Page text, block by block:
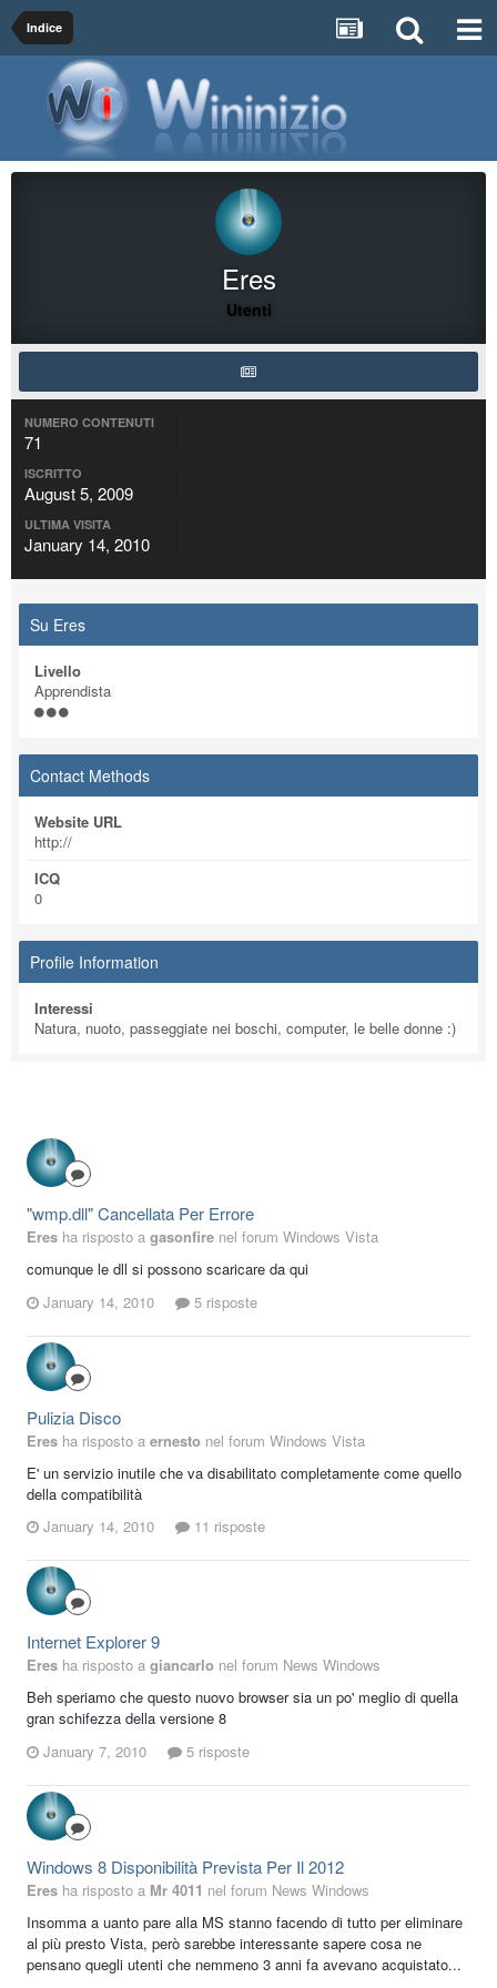
Indice
Eres
Utenti
NUMERO CONTENUTI
71
ISCRITTO
August 5, 2009
ULTIMA VISITA
January 14, 2010
Su Eres
Livello
Apprendista
Contact Methods
Website URL
http://
ICQ
0
Profile Information
Interessi
Natura, nuoto, passeggiate nei boschi, computer, le belle donne :)
"wmp.dll" Cancellata Per Errore
Eres ha risposto a gasonfire nel forum Windows Vista
comunque le dll si possono scaricare da qui
January 14, 2010
5 risposte
Pulizia Disco
Eres ha risposto a ernesto nel forum Windows Vista
E' un servizio inutile che va disabilitato completamente come quello
della compatibilità
January 14, 2010
11 risposte
Internet Explorer 9
Eres ha risposto a giancarlo nel forum News Windows
Beh speriamo che questo nuovo browser sia un po' meglio di quella
gran schifezza della versione 8
January 7, 2010
5 risposte
Windows 8 Disponibilità Prevista Per Il 2012
Eres ha risposto a Mr 4011 nel forum News Windows
Insomma a uanto pare alla MS stanno facendo di tutto per eliminare
al più presto Vista, però sarebbe interessante sapere cosa ne
pensano quegli utenti che nemmeno 3 anni fa avevano acquistato...